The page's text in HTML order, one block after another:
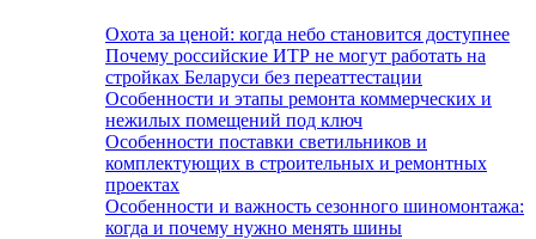
Охота за ценой: когда небо становится доступнее
Почему российские ИТР не могут работать на
стройках Беларуси без переаттестации
Особенности и этапы ремонта коммерческих и
нежилых помещений под ключ
Особенности поставки светильников и
комплектующих в строительных и ремонтных
проектах
Особенности и важность сезонного шиномонтажа:
когда и почему нужно менять шины